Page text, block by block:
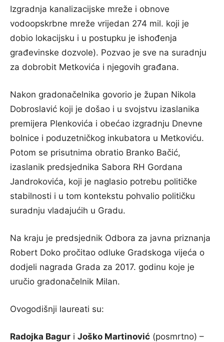
Izgradnja kanalizacijske mreže i obnove
vodoopskrbne mreže vrijedan 274 mil. koji je
dobio lokacijsku i u postupku je ishođenja
građevinske dozvole). Pozvao je sve na suradnju
za dobrobit Metkovića i njegovih građana.
Nakon gradonačelnika govorio je župan Nikola
Dobroslavić koji je došao i u svojstvu izaslanika
premijera Plenkovića i obećao izgradnju Dnevne
bolnice i poduzetničkog inkubatora u Metkoviću.
Potom se prisutnima obratio Branko Bačić,
izaslanik predsjednika Sabora RH Gordana
Jandrokovića, koji je naglasio potrebu političke
stabilnosti i u tom kontekstu pohvalio političku
suradnju vladajućih u Gradu.
Na kraju je predsjednik Odbora za javna priznanja
Robert Doko pročitao odluke Gradskoga vijeća o
dodjeli nagrada Grada za 2017. godinu koje je
uručio gradonačelnik Milan.
Ovogodišnji laureati su:
Radojka Bagur i Joško Martinović (posmrtno) –